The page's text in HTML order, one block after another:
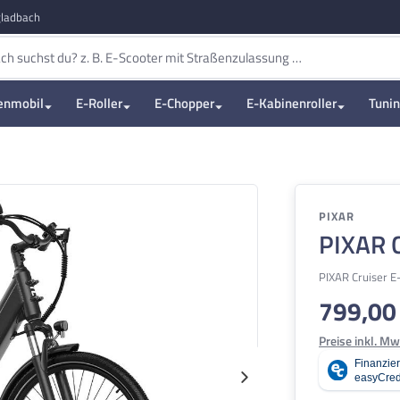
E-Roller E-Chopper E-Kabinenroller
PIXAR
PIXAR
PIXAR Cruiser
Preise inkl.